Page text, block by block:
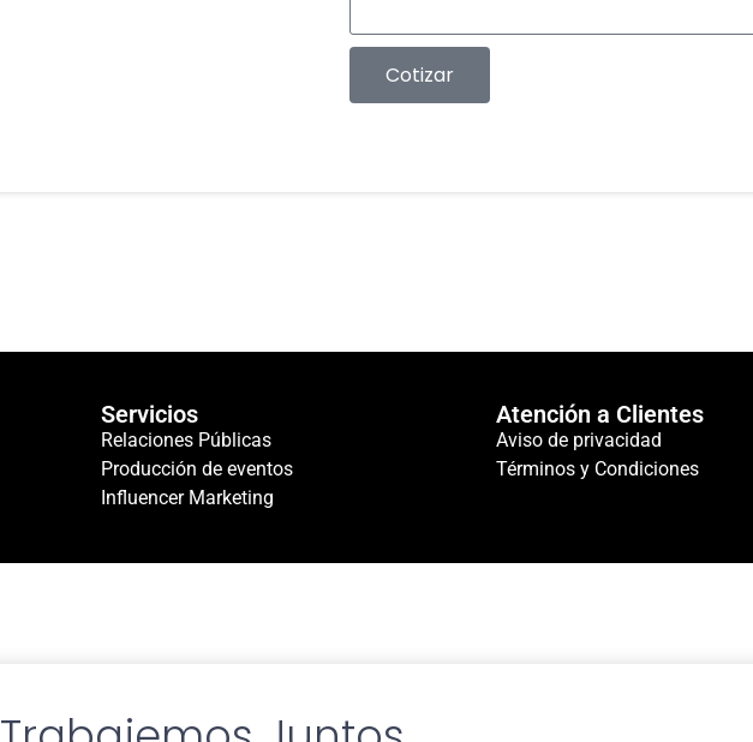
Cotizar
Servicios
Relaciones Públicas
Producción de eventos
Influencer Marketing
Atención a Clientes
Aviso de privacidad
Términos y Condiciones